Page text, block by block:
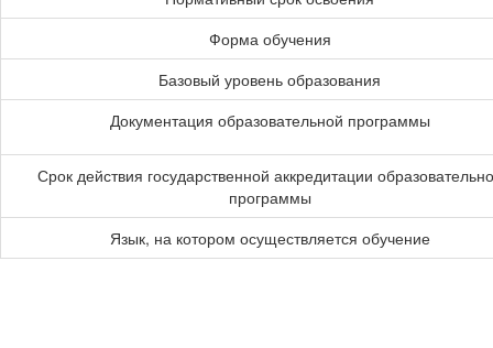
Форма обучения
Базовый уровень образования
Документация образовательной программы
Срок действия государственной аккредитации
программы
Язык, на котором осуществляется обучение